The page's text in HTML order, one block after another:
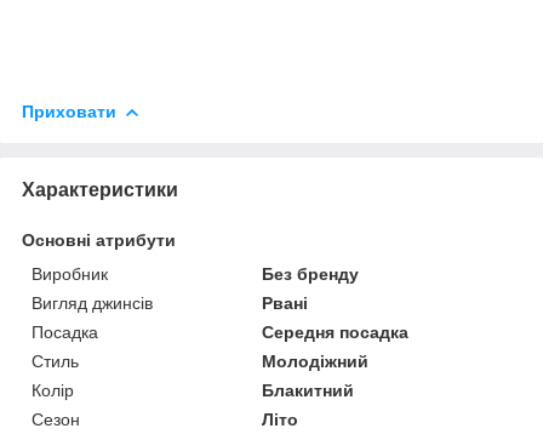
Приховати
Характеристики
Основні атрибути
Виробник
Без бренду
Вигляд джинсів
Рвані
Посадка
Середня посадка
Стиль
Молодіжний
Колір
Блакитний
Сезон
Літо